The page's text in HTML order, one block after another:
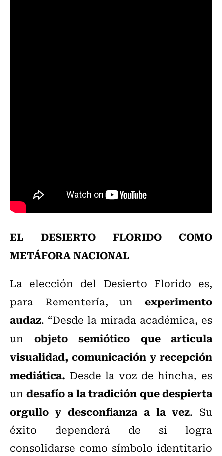
EL DESIERTO FLORIDO COMO
METÁFORA NACIONAL
La elección del Desierto Florido es,
para Rementería, un experimento
audaz. “Desde la mirada académica, es
un objeto semiótico que articula
visualidad, comunicación y recepción
mediática. Desde la voz de hincha, es
un desafío a la tradición que despierta
orgullo y desconfianza a la vez. Su
éxito dependerá de si logra
consolidarse como símbolo identitario